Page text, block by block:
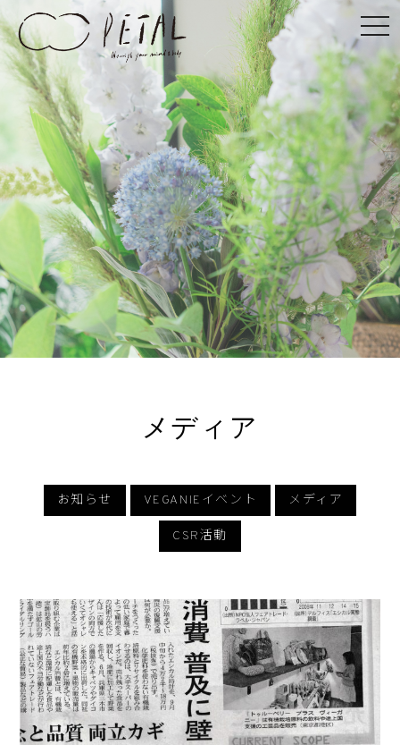
メディア
お知らせ VEGANIEイベント メディア
CSR活動